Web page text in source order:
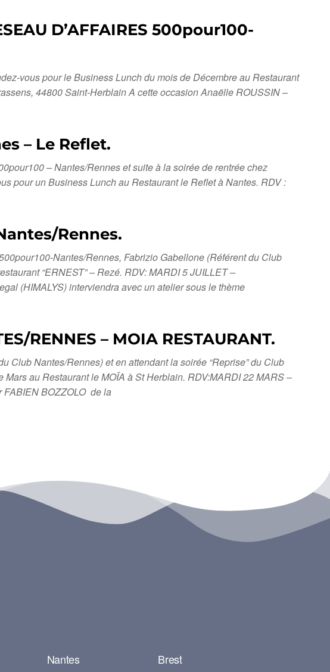
D’AFFAIRES 500pour100-
vous pour le Business Lunch du mois de Décembre au Restaurant
44800 Saint-Herblain A cette occasion Anaëlle ROUSSIN –
– Le Reflet.
– Nantes/Rennes et suite à la soirée de rentrée chez
pour un Business Lunch au Restaurant le Reflet à Nantes. RDV :
Rennes.
Nantes/Rennes, Fabrizio Gabellone (Référent du Club
“ERNEST” – Rezé. RDV: MARDI 5 JUILLET –
(HIMALYS) interviendra avec un atelier sous le thème
RENNES – MOIA RESTAURANT.
Club Nantes/Rennes) et en attendant la soirée “Reprise” du Club
au Restaurant le MOÏA à St Herblain. RDV:MARDI 22 MARS –
FABIEN BOZZOLO de la
Nantes Brest